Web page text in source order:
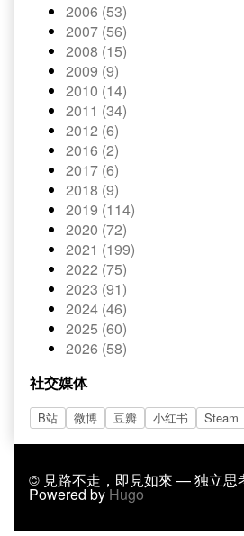
2006 (53)
2007 (56)
2008 (15)
2009 (9)
2010 (14)
2011 (34)
2012 (6)
2016 (2)
2017 (6)
2018 (9)
2019 (114)
2020 (72)
2021 (199)
2022 (75)
2023 (91)
2024 (46)
2025 (60)
2026 (58)
社交媒体
B站 微博 豆瓣 小红书 Steam
© 見路不走，即見如來 — 独立思
Powered byHugo